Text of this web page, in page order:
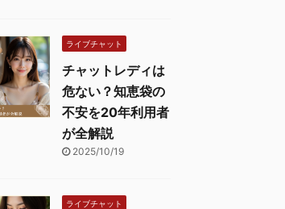
ライブチャット
チャットレディは
危ない？知恵袋の
不安を20年利用者
が全解説
2025/10/19
ライブチャット